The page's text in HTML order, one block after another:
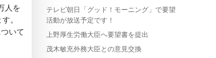
人を
。
いて
テレビ朝日「グッド！モーニング」で要望
活動が放送予定です！
上野厚生労働大臣へ要望書を提出
茂木敏充外務大臣との意見交換